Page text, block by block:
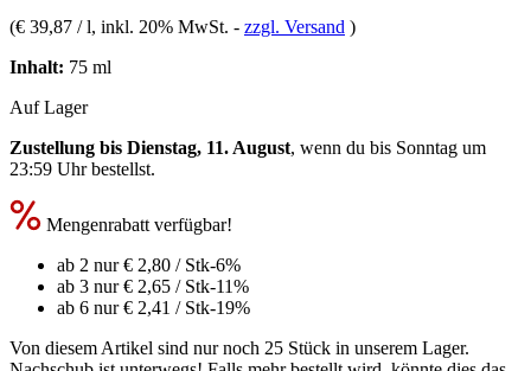
(€ 39,87 / l, inkl. 20% MwSt. - zzgl. Versand )
Inhalt: 75 ml
Auf Lager
Zustellung bis Dienstag, 11. August, wenn du bis Sonntag um
23:59 Uhrbestellst.
Mengenrabatt verfügbar!
ab 2 nur€ 2,80 / Stk-6%
ab 3 nur€ 2,65 / Stk-11%
ab 6 nur€ 2,41 / Stk-19%
Von diesem Artikel sind nur noch 25 Stück in unserem Lager.